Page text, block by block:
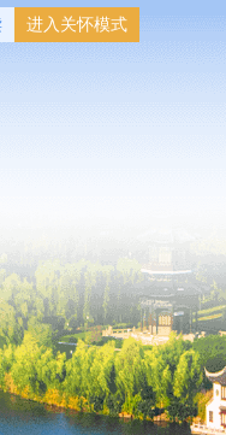
进入关怀模式